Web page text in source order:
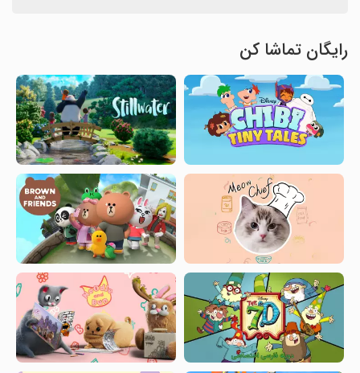
رایگان تماشا کن